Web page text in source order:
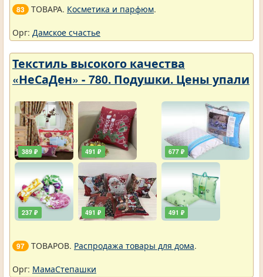
83 ТОВАРА. Косметика и парфюм.
Орг: Дамское счастье
Текстиль высокого качества
«НеСаДен» - 780. Подушки. Цены упали
389 ₽
237 ₽
491 ₽
491 ₽
677 ₽
491 ₽
97 ТОВАРОВ. Распродажа товары для дома.
Орг: МамаСтепашки